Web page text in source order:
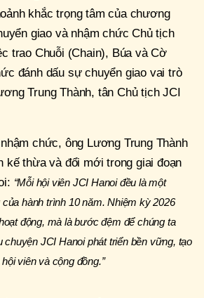
khắc trọng tâm của chương
giao và nhậm chức Chủ tịch
trao Chuỗi (Chain), Búa và Cờ
đánh dấu sự chuyển giao vai trò
Trung Thành, tân Chủ tịch JCI
chức, ông Lương Trung Thành
kế thừa và đổi mới trong giai đoạn
“Mỗi hội viên JCI Hanoi đều là một
hành trình 10 năm. Nhiệm kỳ 2026
động, mà là bước đệm để chúng ta
chuyện JCI Hanoi phát triển bền vững, tạo
viên và cộng đồng.”